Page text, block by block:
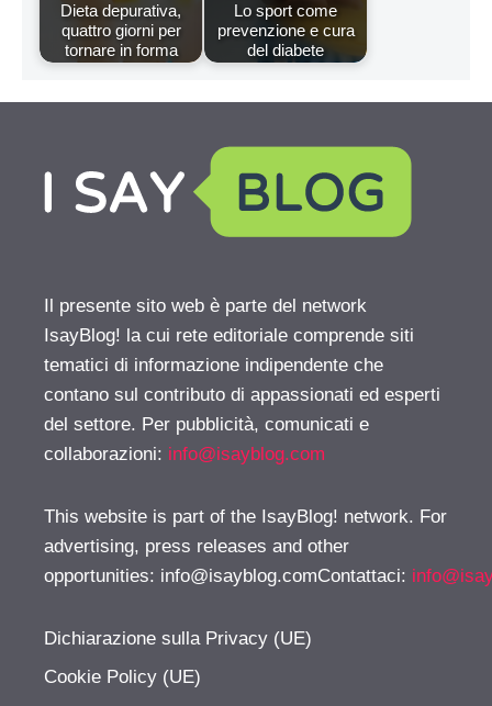
Dieta depurativa,
quattro giorni per
tornare in forma
Lo sport come
prevenzione e cura
del diabete
Il presente sito web è parte del network
IsayBlog! la cui rete editoriale comprende siti
tematici di informazione indipendente che
contano sul contributo di appassionati ed esperti
del settore. Per pubblicità, comunicati e
collaborazioni: info@isayblog.com
This website is part of the IsayBlog! network. For
advertising, press releases and other
opportunities: info@isayblog.comContattaci:
Dichiarazione sulla Privacy (UE)
Cookie Policy (UE)